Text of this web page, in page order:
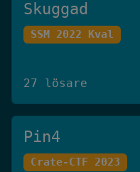
Skuggad
SSM 2022 Kval
27 lösare
Pin4
Crate-CTF 2023